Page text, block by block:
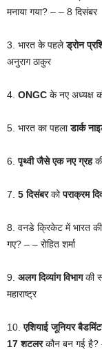
मनाया गया? – – 8 दिसंबर
3. भारत के पहलेड्रोन
अनुराग ठाकुर
4. ONGC के नए अध्यक्ष
5. भारत का पहलाडार्क
6.पृथ्वी जैसे एक नए ग्रह
7. 5 दिसंबरकोपराक्रम
8. वनडे क्रिकेट में भारत
गए? – – रोहित शर्मा
9. अलग दिव्यांग विभागकी
महाराष्ट्र
10.एशियाई जूनियर
17 शटलरकौन बन गई है?